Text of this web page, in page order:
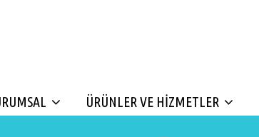
ÜRÜNLER VE HİZMETLER